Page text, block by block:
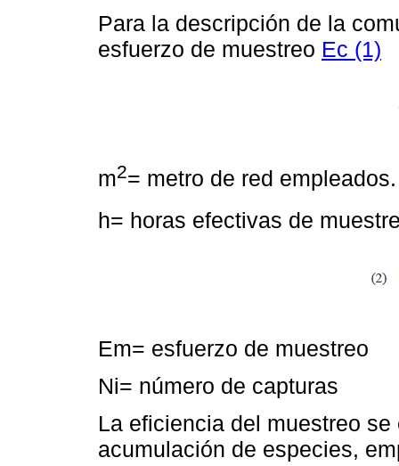
Para la descripción de la
esfuerzo de muestreo Ec (1)
m2= metro de red empleados.
h= horas efectivas de
Em= esfuerzo de muestreo
Ni= número de capturas
La eficiencia del muestreo
acumulación de especies,